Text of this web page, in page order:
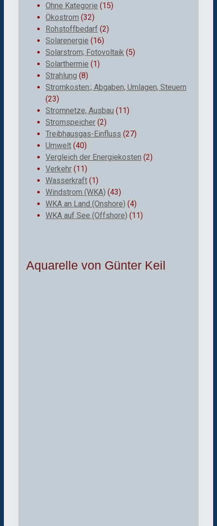
Ohne Kategorie (15)
Ökostrom (32)
Rohstoffbedarf (2)
Solarenergie (16)
Solarstrom; Fotovoltaik (5)
Solarthermie (1)
Strahlung (8)
Stromkosten:; Abgaben, Umlagen, Steuern
(23)
Stromnetze, Ausbau (11)
Stromspeicher (2)
Treibhausgas-Einfluss (27)
Umwelt (40)
Vergleich der Energiekosten (2)
Verkehr (11)
Wasserkraft (1)
Windstrom (WKA) (43)
WKA an Land (Onshore) (4)
WKA auf See (Offshore) (11)
Aquarelle von Günter Keil